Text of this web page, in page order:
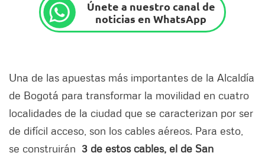
Únete a nuestro canal de
noticias en WhatsApp
Una de las apuestas más importantes de la Alcaldía
de Bogotá para transformar la movilidad en cuatro
localidades de la ciudad que se caracterizan por ser
de difícil acceso, son los cables aéreos. Para esto,
se construirán 3 de estos cables, el de San